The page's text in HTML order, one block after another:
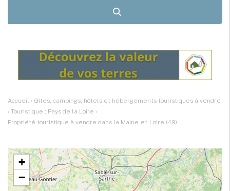
Accueil › Gîtes, campings, hôtels et hébergements touristiques à vendre
› Touristique : Pays de la Loire ›
Propriété touristique à vendre dans la Maine-et-Loire (49)
+
−